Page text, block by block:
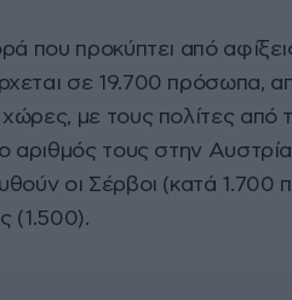
που προκύπτει από
σε 19.700 πρόσωπα,
με τους πολίτες από
αριθμός τους στην
οι Σέρβοι (κατά 1.700
(1.500).